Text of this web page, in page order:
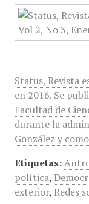
Status, Revista
en 2016. Se
Facultad de
durante la
González y
Etiquetas:
política,
exterior, Redes